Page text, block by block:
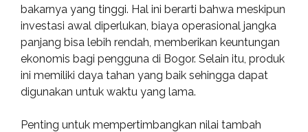
bakarnya yang tinggi. Hal ini berarti bahwa meskipun
investasi awal diperlukan, biaya operasional jangka
panjang bisa lebih rendah, memberikan keuntungan
ekonomis bagi pengguna di Bogor. Selain itu, produk
ini memiliki daya tahan yang baik sehingga dapat
digunakan untuk waktu yang lama.
Penting untuk mempertimbangkan nilai tambah